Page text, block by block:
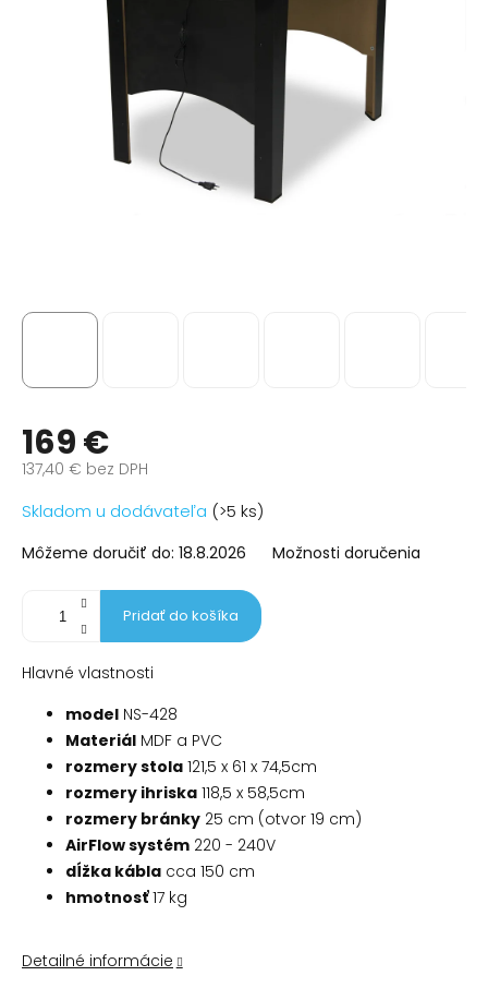
169 €
137,40 € bez DPH
Jednotková
cena:
Skladom u dodávateľa (>5 ks)
Môžeme doručiť do: 18.8.2026 Možnosti doručenia
Pridať do košíka
Hlavné vlastnosti
model NS-428
Materiál MDF a PVC
rozmery stola 121,5 x 61 x 74,5cm
rozmery ihriska 118,5 x 58,5cm
rozmery bránky 25 cm (otvor 19 cm)
AirFlow systém 220 - 240V
dĺžka kábla cca 150 cm
hmotnosť 17 kg
Detailné informácie